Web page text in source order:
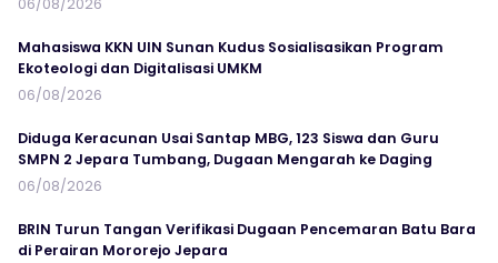
06/08/2026
Mahasiswa KKN UIN Sunan Kudus Sosialisasikan Program
Ekoteologi dan Digitalisasi UMKM
06/08/2026
Diduga Keracunan Usai Santap MBG, 123 Siswa dan Guru
SMPN 2 Jepara Tumbang, Dugaan Mengarah ke Daging
06/08/2026
BRIN Turun Tangan Verifikasi Dugaan Pencemaran Batu Bara
di Perairan Mororejo Jepara